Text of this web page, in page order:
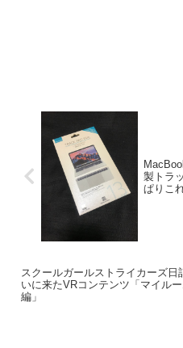
製トラ
ぱりこ
スクールガールストライカーズ日
いに来たVRコンテンツ「マイル
編」